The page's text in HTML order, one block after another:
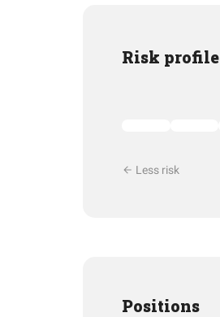
Risk profile
Less risk
Positions